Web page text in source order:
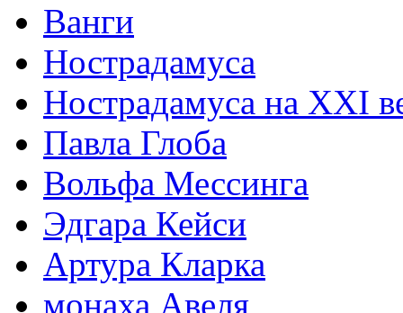
Ванги
Нострадамуса
Нострадамуса на XXI
Павла Глоба
Вольфа Мессинга
Эдгара Кейси
Артура Кларка
монаха Авеля